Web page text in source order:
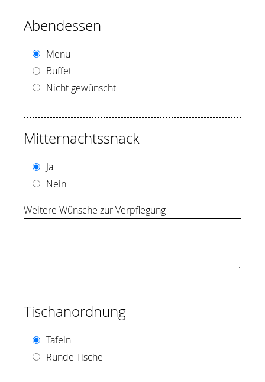
Abendessen
Menu
Buffet
Nicht gewünscht
Mitternachtssnack
Ja
Nein
Weitere Wünsche zur Verpflegung
Tischanordnung
Tafeln
Runde Tische